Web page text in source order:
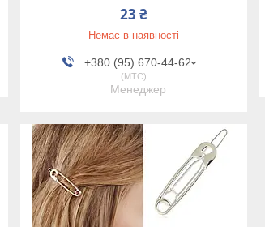
23 ₴
Немає в наявності
+380 (95) 670-44-62
МТС
Менеджер